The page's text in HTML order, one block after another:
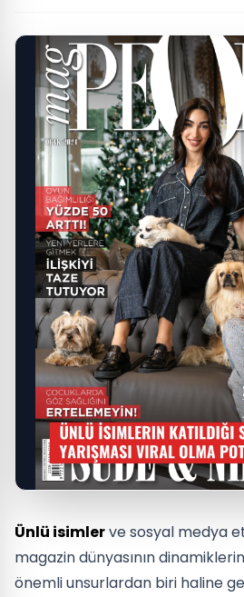
Ünlü isimlerve sosyal medya
magazin dünyasının
önemli unsurlardan biri haline